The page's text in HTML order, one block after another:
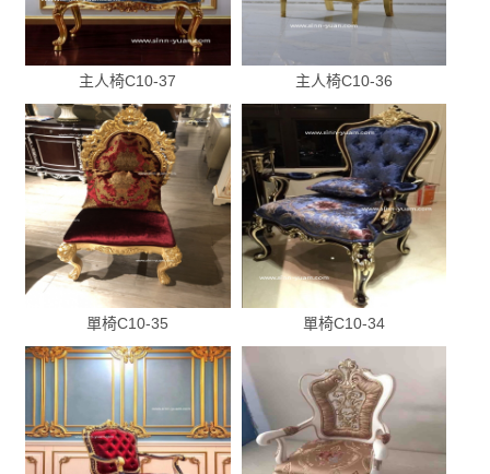
主人椅C10-37 主人椅C10-36
單椅C10-35 單椅C10-34